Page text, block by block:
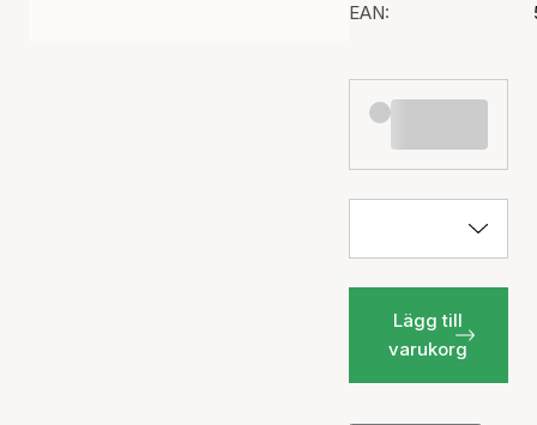
EAN:
Lägg till
varukorg